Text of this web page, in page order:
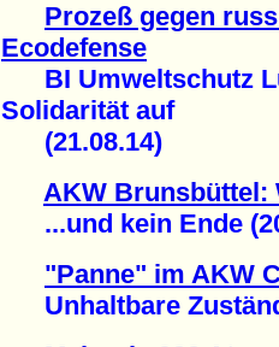
Prozeß gegen
Ecodefense
BI Umweltschutz
Solidarität auf
(21.08.14)
AKW Brunsbüttel:
...und kein Ende
"Panne" im AKW
Unhaltbare